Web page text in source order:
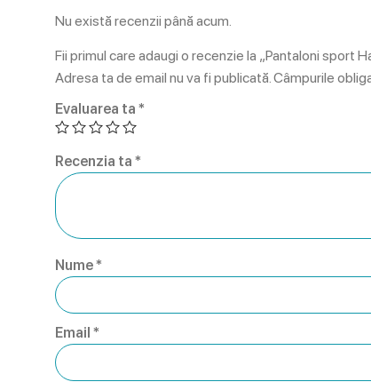
Nu există recenzii până acum.
Fii primul care adaugi o recenzie la „Pantaloni sport
Adresa ta de email nu va fi publicată. Câmpurile
Evaluarea ta *
Recenzia ta *
Nume*
Email *